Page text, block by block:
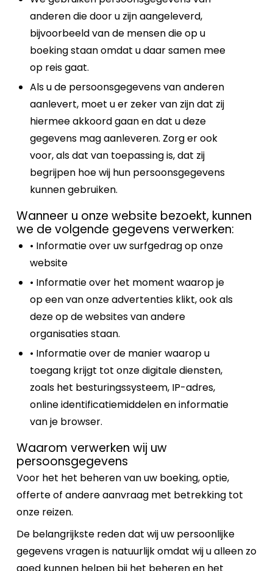
anderen die door u zijn aangeleverd,
bijvoorbeeld van de mensen die op u
boeking staan omdat u daar samen mee
op reis gaat.
Als u de persoonsgegevens van anderen
aanlevert, moet u er zeker van zijn dat zij
hiermee akkoord gaan en dat u deze
gegevens mag aanleveren. Zorg er ook
voor, als dat van toepassing is, dat zij
begrijpen hoe wij hun persoonsgegevens
kunnen gebruiken.
Wanneer u onze website bezoekt, kunnen
we de volgende gegevens verwerken:
• Informatie over uw surfgedrag op onze
website
• Informatie over het moment waarop je
op een van onze advertenties klikt, ook als
deze op de websites van andere
organisaties staan.
• Informatie over de manier waarop u
toegang krijgt tot onze digitale diensten,
zoals het besturingssysteem, IP-adres,
online identificatiemiddelen en informatie
van je browser.
Waarom verwerken wij uw
persoonsgegevens
Voor het het beheren van uw boeking, optie,
offerte of andere aanvraag met betrekking tot
onze reizen.
De belangrijkste reden dat wij uw persoonlijke
gegevens vragen is natuurlijk omdat wij u alleen zo